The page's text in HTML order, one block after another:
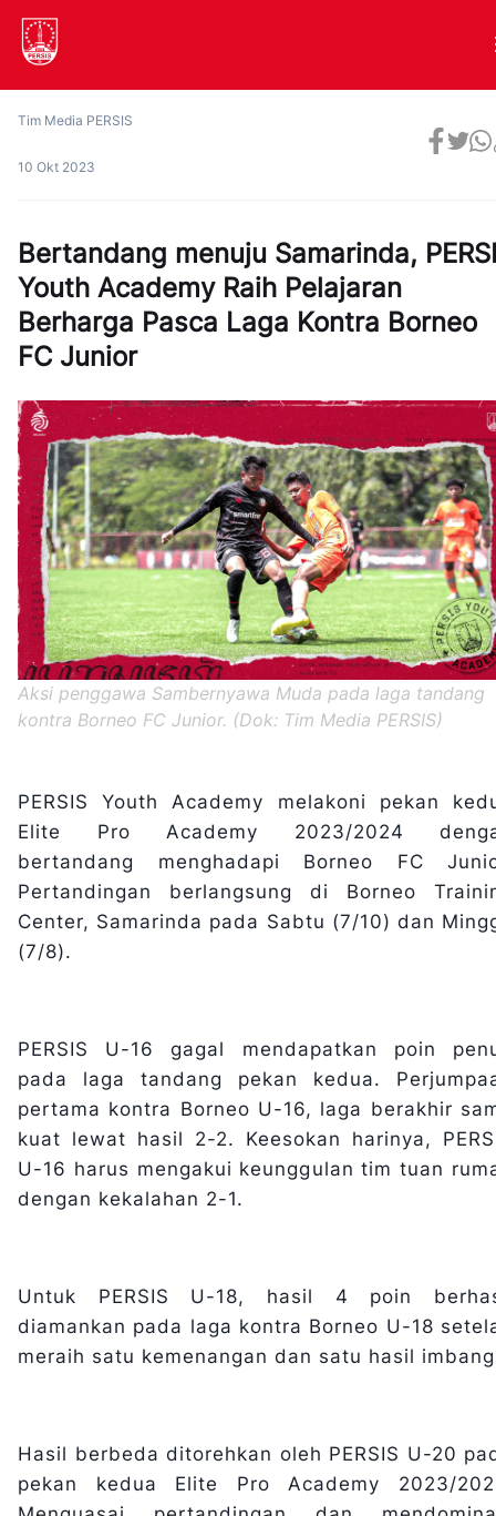
Tim Media PERSIS
10 Okt 2023
Bertandang menuju Samarinda,
Youth Academy Raih Pelajaran
Berharga Pasca Laga Kontra Borneo
FC Junior
Aksi penggawa Sambernyawa Muda pada laga tandang
kontra Borneo FC Junior. (Dok: Tim Media PERSIS)
PERSIS Youth Academy melakoni pekan
Elite Pro Academy 2023/2024
bertandang menghadapi Borneo FC
Pertandingan berlangsung di Borneo
Center, Samarinda pada Sabtu (7/10) dan
(7/8).
PERSIS U-16 gagal mendapatkan poin
pada laga tandang pekan kedua.
pertama kontra Borneo U-16, laga berakhir
kuat lewat hasil 2-2. Keesokan harinya,
U-16 harus mengakui keunggulan tim tuan
dengan kekalahan 2-1.
Untuk PERSIS U-18, hasil 4 poin
diamankan pada laga kontra Borneo U-18
meraih satu kemenangan dan satu hasil
Hasil berbeda ditorehkan oleh PERSIS U-20
pekan kedua Elite Pro Academy 2023/